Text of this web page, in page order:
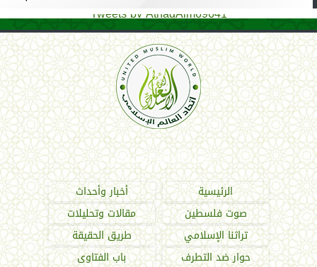
Tweets by AthadAlm69641
اتحاد العالم الإسلامي
الرئيسية
أخبار وأحداث
صوت فلسطين
مقالات وتحليلات
تراثنا الإسلامي
طريق الحقيقة
حوار ضد التطرف
باب الفتاوى